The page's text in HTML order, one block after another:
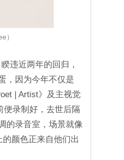
）
违近两年的回归，
，因为今年不仅是
| Artist》及主视觉
便录制好，去世后隔
的录音室，场景就像
颜色正来自他们出